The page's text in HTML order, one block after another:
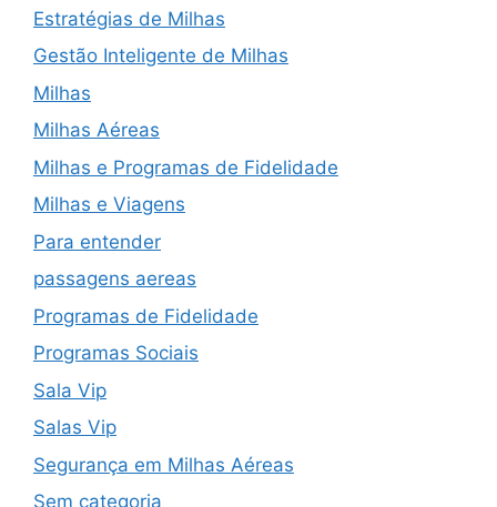
Estratégias de Milhas
Gestão Inteligente de Milhas
Milhas
Milhas Aéreas
Milhas e Programas de Fidelidade
Milhas e Viagens
Para entender
passagens aereas
Programas de Fidelidade
Programas Sociais
Sala Vip
Salas Vip
Segurança em Milhas Aéreas
Sem categoria